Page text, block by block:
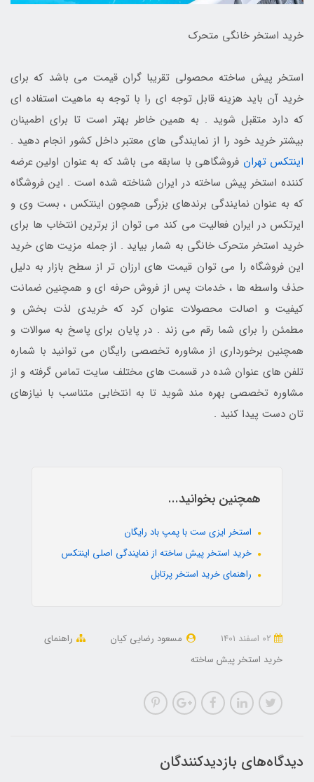
خرید استخر خانگی متحرک
استخر پیش ساخته محصولی تقریبا گران قیمت می باشد که برای
خرید آن باید هزینه قابل توجه ای را با توجه به ماهیت استفاده ای
که دارد متقبل شوید . به همین خاطر بهتر است تا برای اطمینان
بیشتر خرید خود را از نمایندگی های معتبر داخل کشور انجام دهید .
اینتکس تهران فروشگاهی با سابقه می باشد که به عنوان اولین عرضه
کننده استخر پیش ساخته در ایران شناخته شده است . این فروشگاه
که به عنوان نمایندگی برندهای بزرگی همچون اینتکس ، بست وی و
ایرتکس در ایران فعالیت می کند می توان از برترین انتخاب ها برای
خرید استخر متحرک خانگی به شمار بیاید . از جمله مزیت های خرید
این فروشگاه را می توان قیمت های ارزان تر از سطح بازار به دلیل
حذف واسطه ها ، خدمات پس از فروش حرفه ای و همچنین ضمانت
کیفیت و اصالت محصولات عنوان کرد که خریدی لذت بخش و
مطمئن را برای شما رقم می زند . در پایان برای پاسخ به سوالات و
همچنین برخورداری از مشاوره تخصصی رایگان می توانید با شماره
تلفن های عنوان شده در قسمت های مختلف سایت تماس گرفته و از
مشاوره تخصصی بهره مند شوید تا به انتخابی متناسب با نیازهای
تان دست پیدا کنید .
همچنین بخوانید...
استخر ایزی ست با پمپ باد رایگان
خرید استخر پیش ساخته از نمایندگی اصلی اینتکس
راهنمای خرید استخر پرتابل
مسعود رضایی کیان
راهنمای
خرید استخر پیش ساخته
دیدگاه‌های بازدیدکنندگان